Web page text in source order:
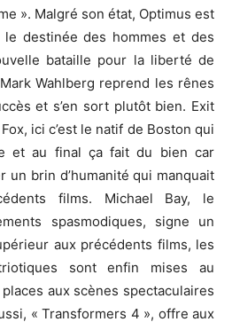
». Malgré son état, Optimus est
destinée des hommes et des
bataille pour la liberté de
Wahlberg reprend les rênes
et s’en sort plutôt bien. Exit
ici c’est le natif de Boston qui
et au final ça fait du bien car
un brin d’humanité qui manquait
films. Michael Bay, le
spasmodiques, signe un
aux précédents films, les
sont enfin mises au
aux scènes spectaculaires
« Transformers 4 », offre aux